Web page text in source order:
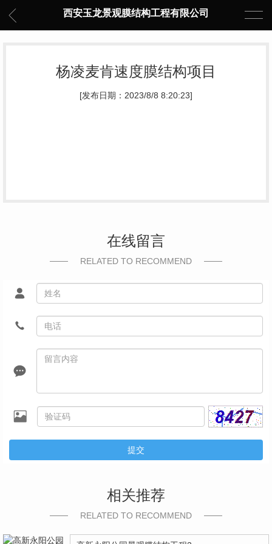
西安玉龙景观膜结构工程有限公司
杨凌麦肯速度膜结构项目
[发布日期：2023/8/8 8:20:23]
在线留言
RELATED TO RECOMMEND
提交
相关推荐
RELATED TO RECOMMEND